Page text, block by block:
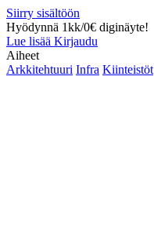
Siirry sisältöön
Hyödynnä 1kk/0€ diginäyte!
Lue lisää Kirjaudu
Aiheet
Arkkitehtuuri Infra Kiinteistöt